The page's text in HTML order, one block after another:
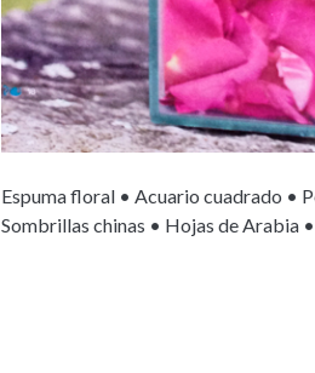
Espuma floral • Acuario cuadrado •
Sombrillas chinas • Hojas de Arabia